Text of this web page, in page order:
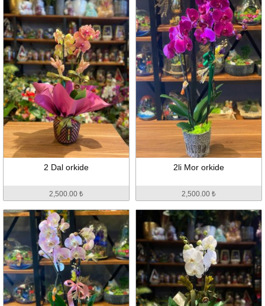
2 Dal orkide
2,500.00 ₺
2li Mor orkide
2,500.00 ₺